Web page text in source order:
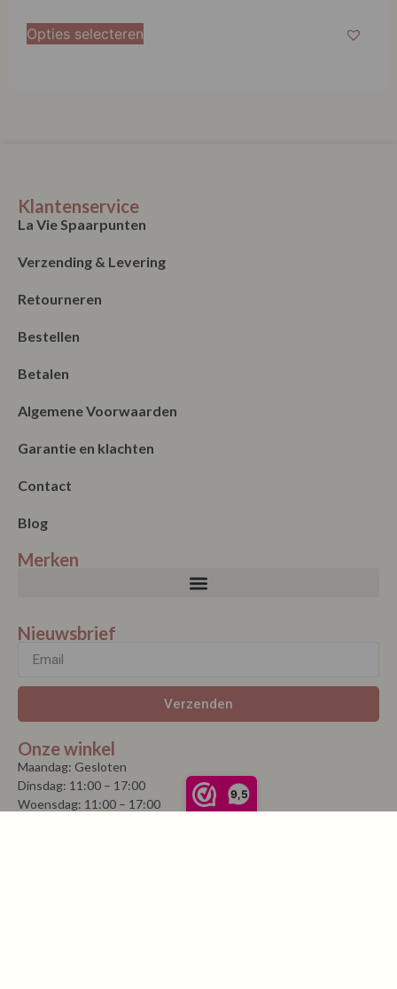
9,5
Opties selecteren
Klantenservice
La Vie Spaarpunten
Verzending & Levering
Retourneren
Bestellen
Betalen
Algemene Voorwaarden
Garantie en klachten
Contact
Blog
Merken
Nieuwsbrief
Verzenden
Onze winkel
Maandag: Gesloten
Dinsdag: 11:00 – 17:00
Woensdag: 11:00 – 17:00